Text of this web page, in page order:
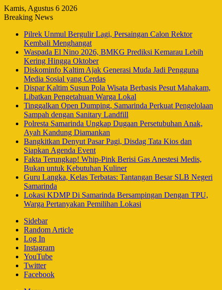
Kamis, Agustus 6 2026
Breaking News
Pilrek Unmul Bergulir Lagi, Persaingan Calon Rektor
Kembali Menghangat
Waspada El Nino 2026, BMKG Prediksi Kemarau Lebih
Kering Hingga Oktober
Diskominfo Kaltim Ajak Generasi Muda Jadi Pengguna
Media Sosial yang Cerdas
Dispar Kaltim Susun Pola Wisata Berbasis Pesut Mahakam,
Libatkan Pengetahuan Warga Lokal
Tinggalkan Open Dumping, Samarinda Perkuat Pengelolaan
Sampah dengan Sanitary Landfill
Polresta Samarinda Ungkap Dugaan Persetubuhan Anak,
Ayah Kandung Diamankan
Bangkitkan Denyut Pasar Pagi, Disdag Tata Kios dan
Siapkan Agenda Event
Fakta Terungkap! Whip-Pink Berisi Gas Anestesi Medis,
Bukan untuk Kebutuhan Kuliner
Guru Langka, Kelas Terbatas: Tantangan Besar SLB Negeri
Samarinda
Lokasi KDMP Di Samarinda Bersampingan Dengan TPU,
Warga Pertanyakan Pemilihan Lokasi
Sidebar
Random Article
Log In
Instagram
YouTube
Twitter
Facebook